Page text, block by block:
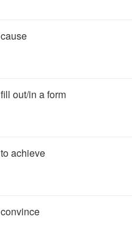
cause
fill out/in a form
to achieve
convince